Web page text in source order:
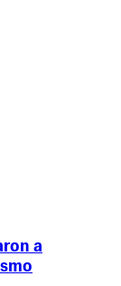
a